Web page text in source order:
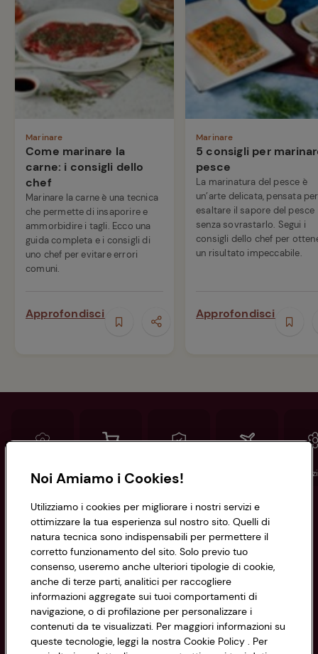
Marinare
Come marinare la
carne: i consigli dello
chef
Marinare la carne è una tecnica
che permette di insaporire e
ammorbidire i tagli. Ecco una
guida completa e i consigli di
uno chef per evitare errori
comuni.
Approfondisci
Marinare
5 consigli per
pesce
La marinatura del pesce è
un’arte delicata, pensata per
esaltare il sapore del pesce
senza sovrastarlo. Segui i
consigli dello chef per
un risultato impeccabile.
Approfondisci
Conad Spesa online Assicurazioni
Informazioni
Privacy Policy
Cookie Policy
Impostazioni Cookie
Accessibilità
CONAD SOCIETÀ COOPERATIVA
Via Michelino, 59 | 40127 BOLOGNA
Codice Fiscale e Registro Imprese
di Bologna 00865960157
Noi Amiamo i Cookies!
Utilizziamo i cookies per migliorare i nostri servizi e
ottimizzare la tua esperienza sul nostro sito. Quelli di
natura tecnica sono indispensabili per permettere il
corretto funzionamento del sito. Solo previo tuo
consenso, useremo anche ulteriori tipologie di cookie,
anche di terze parti, analitici per raccogliere
informazioni aggregate sui tuoi comportamenti di
navigazione, o di profilazione per personalizzare i
contenuti da te visualizzati. Per maggiori informazioni su
queste tecnologie, leggi la nostra Cookie Policy . Per